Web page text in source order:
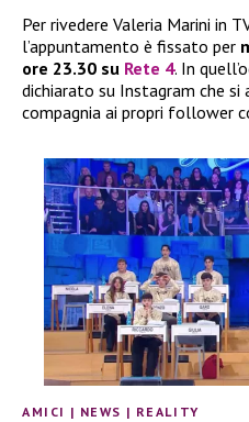
Per rivedere Valeria Marini in
l’appuntamento è fissato per
ore 23.30 su Rete 4. In
dichiarato su Instagram che si
compagnia ai propri follower
AMICI | NEWS | REALITY